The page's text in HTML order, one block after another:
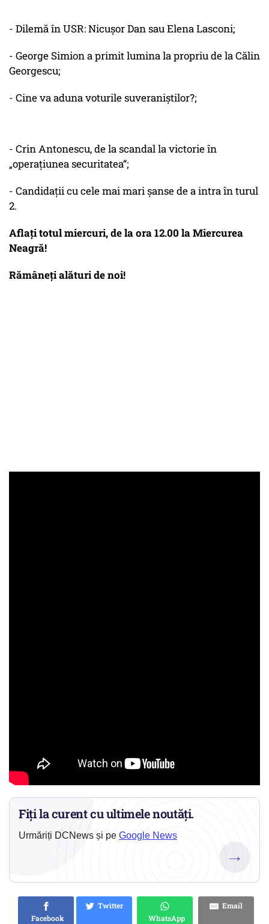
- Dilemă în USR: Nicușor Dan sau Elena Lasconi;
- George Simion a primit lumina la propriu de la Călin
Georgescu;
- Cine va aduna voturile suveraniștilor?;
- Crin Antonescu, de la scandal la victorie în
„operațiunea securitatea“;
- Candidații cu cele mai mari șanse de a intra în turul
2.
Aflați totul miercuri, de la ora 12.00 la Miercurea
Neagră!
Rămâneți alături de noi!
Fiți la curent cu ultimele noutăți.
Urmăriți DCNews și pe Google News
→
Facebook
Twitter
WhatsApp
Email